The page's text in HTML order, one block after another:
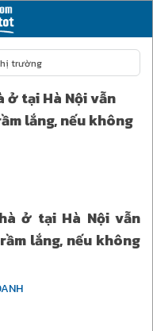
trường
tại Hà Nội vẫn
lắng, nếu không
ở tại Hà Nội vẫn
lắng, nếu không